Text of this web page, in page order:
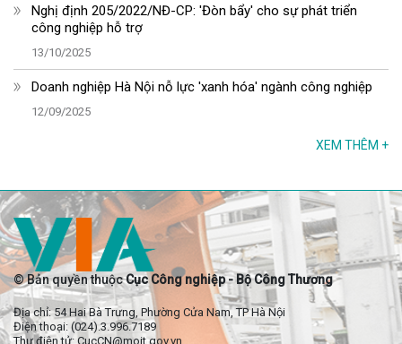
Nghị định 205/2022/NĐ-CP: 'Đòn bẩy' cho sự phát triển
công nghiệp hỗ trợ
13/10/2025
Doanh nghiệp Hà Nội nỗ lực 'xanh hóa' ngành công nghiệp
12/09/2025
XEM THÊM +
© Bản quyền thuộcCục Công nghiệp - Bộ Công Thương
Địa chỉ: 54 Hai Bà Trưng, Phường Cửa Nam, TP Hà Nội
Điện thoại: (024).3.996.7189
Thư điện tử: CucCN@moit.gov.vn